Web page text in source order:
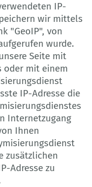
IP-
wir mittels
"GeoIP", von
wurde.
Seite mit
oder mit einem
IP-Adresse die
Internetzugang
Ihnen
zusätzlichen
Adresse zu